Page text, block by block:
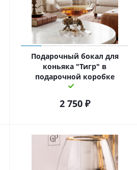
Подарочный бокал для
коньяка "Тигр" в
подарочной коробке
2 750₽